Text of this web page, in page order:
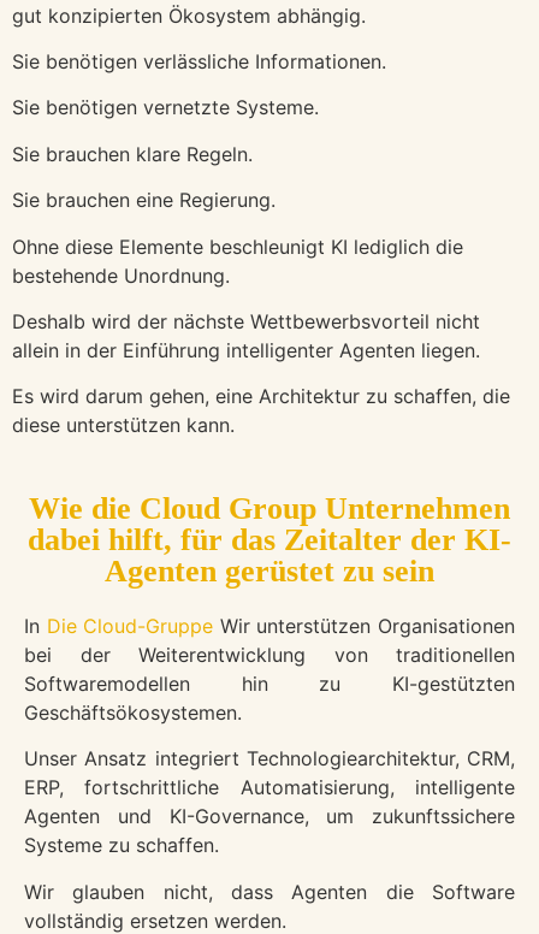
gut konzipierten Ökosystem abhängig.
Sie benötigen verlässliche Informationen.
Sie benötigen vernetzte Systeme.
Sie brauchen klare Regeln.
Sie brauchen eine Regierung.
Ohne diese Elemente beschleunigt KI lediglich die
bestehende Unordnung.
Deshalb wird der nächste Wettbewerbsvorteil nicht
allein in der Einführung intelligenter Agenten liegen.
Es wird darum gehen, eine Architektur zu schaffen, die
diese unterstützen kann.
Wie die Cloud Group Unternehmen
dabei hilft, für das Zeitalter der KI-
Agenten gerüstet zu sein
In Die Cloud-Gruppe Wir unterstützen Organisationen
bei der Weiterentwicklung von traditionellen
Softwaremodellen hin zu KI-gestützten
Geschäftsökosystemen.
Unser Ansatz integriert Technologiearchitektur, CRM,
ERP, fortschrittliche Automatisierung, intelligente
Agenten und KI-Governance, um zukunftssichere
Systeme zu schaffen.
Wir glauben nicht, dass Agenten die Software
vollständig ersetzen werden.